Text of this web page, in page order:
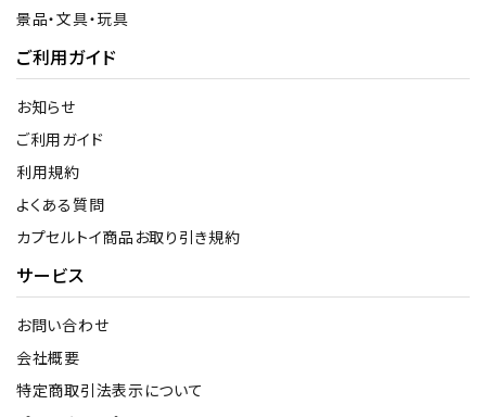
景品・文具・玩具
ご利用ガイド
お知らせ
ご利用ガイド
利用規約
よくある質問
カプセルトイ商品お取り引き規約
サービス
お問い合わせ
会社概要
特定商取引法表示について